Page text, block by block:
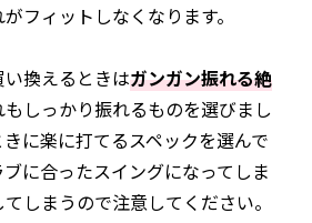
フィットしなくなります。
換えるときはガンガン振れる絶
もしっかり振れるものを選びまし
に楽に打てるスペックを選んで
に合ったスイングになってしま
しまうので注意してください。